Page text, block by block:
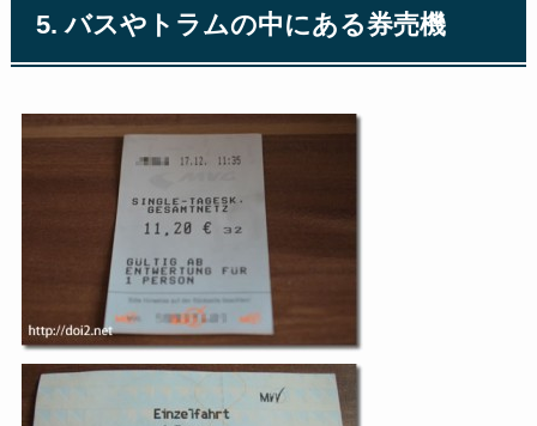
5. バスやトラムの中にある券売機